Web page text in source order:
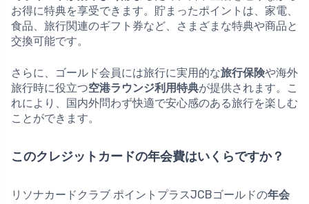
お得に特典を享受できます。貯まったポイントは、家電、
食品、旅行関連のギフト券など、さまざまな特典や商品と
交換可能です。
さらに、ゴールド会員には旅行に実用的な旅行保険や海外
旅行時に役立つ空港ラウンジ利用特典が提供されます。こ
れにより、国内外問わず快適で安心感のある旅行を楽しむ
ことができます。
このクレジットカードの年会費はいくらですか？
リソナカードクラブ ポイントプラスJCBゴールドの年会